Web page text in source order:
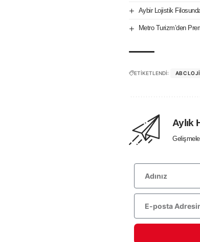
Aybir Lojistik
Metro Turizm’den
ETİKETLENDİ: ABC
Aylık